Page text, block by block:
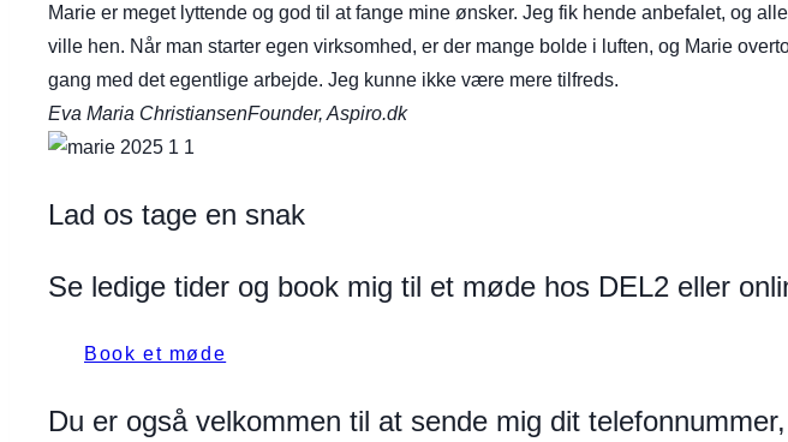
Marie er meget lyttende og god til at fange mine ønsker. Jeg fik hende anbefalet, og
ville hen. Når man starter egen virksomhed, er der mange bolde i luften, og Marie
gang med det egentlige arbejde. Jeg kunne ikke være mere tilfreds.
Eva Maria ChristiansenFounder, Aspiro.dk
Lad os tage en snak
Se ledige tider og book mig til et møde hos DEL2 eller
Book et møde
Du er også velkommen til at sende mig dit